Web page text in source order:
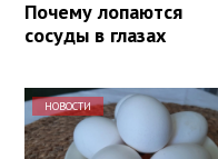
Почему лопаются
сосуды в глазах
НОВОСТИ